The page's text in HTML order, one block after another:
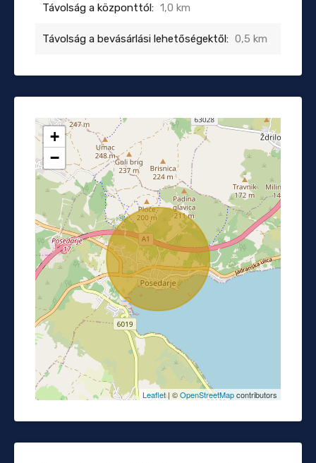
Távolság a központtól: 1,0 km
Távolság a bevásárlási lehetőségektől: 0,5 km
+
−
Leaflet | ©OpenStreetMapcontributors